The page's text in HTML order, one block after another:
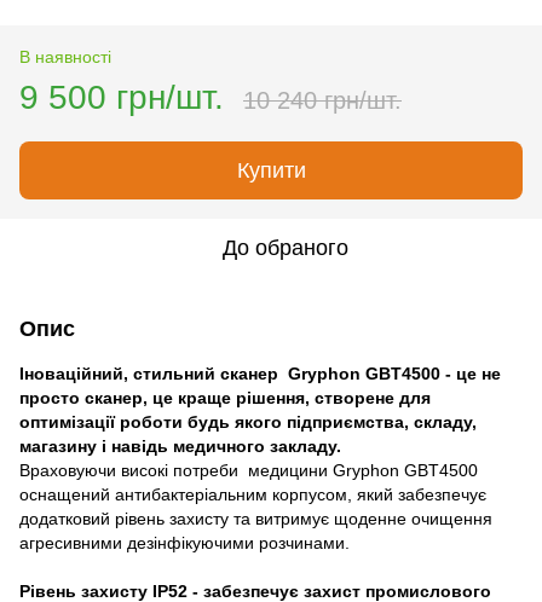
В наявності
9 500 грн/шт. 10 240 грн/шт.
Купити
До обраного
Опис
Іноваційний, стильний сканер Gryphon GBT4500 - це не
просто сканер, це краще рішення, створене для
оптимізації роботи будь якого підприємства, складу,
магазину і навідь медичного закладу.
Враховуючи високі потреби медицини Gryphon GBT4500
оснащений антибактеріальним корпусом, який забезпечує
додатковий рівень захисту та витримує щоденне очищення
агресивними дезінфікуючими розчинами.
Рівень захисту IP52 - забезпечує захист промислового